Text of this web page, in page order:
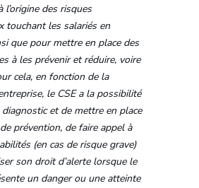
l’origine des risques
touchant les salariés en
que pour mettre en place des
à les prévenir et réduire, voire
cela, en fonction de la
le CSE a la possibilité
et de mettre en place
prévention, de faire appel à
(en cas de risque grave)
son droit d’alerte lorsque le
un danger ou une atteinte